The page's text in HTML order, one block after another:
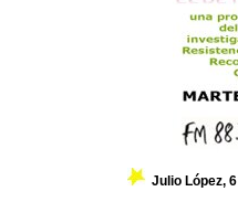
Julio López,